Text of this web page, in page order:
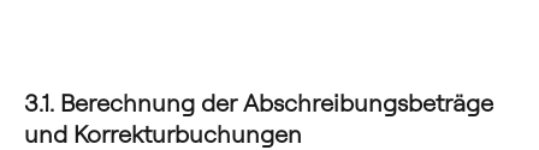
3.1. Berechnung der Abschreibungsbeträge
und Korrekturbuchungen